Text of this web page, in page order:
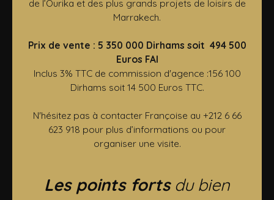
de l’Ourika et des plus grands projets de loisirs de
Marrakech.
Prix de vente : 5 350 000 Dirhams soit 494 500
Euros FAI
Inclus 3% TTC de commission d'agence :156 100
Dirhams soit 14 500 Euros TTC.
N'hésitez pas à contacter Françoise au +212 6 66
623 918 pour plus d’informations ou pour
organiser une visite.
Les points fortsdu bien